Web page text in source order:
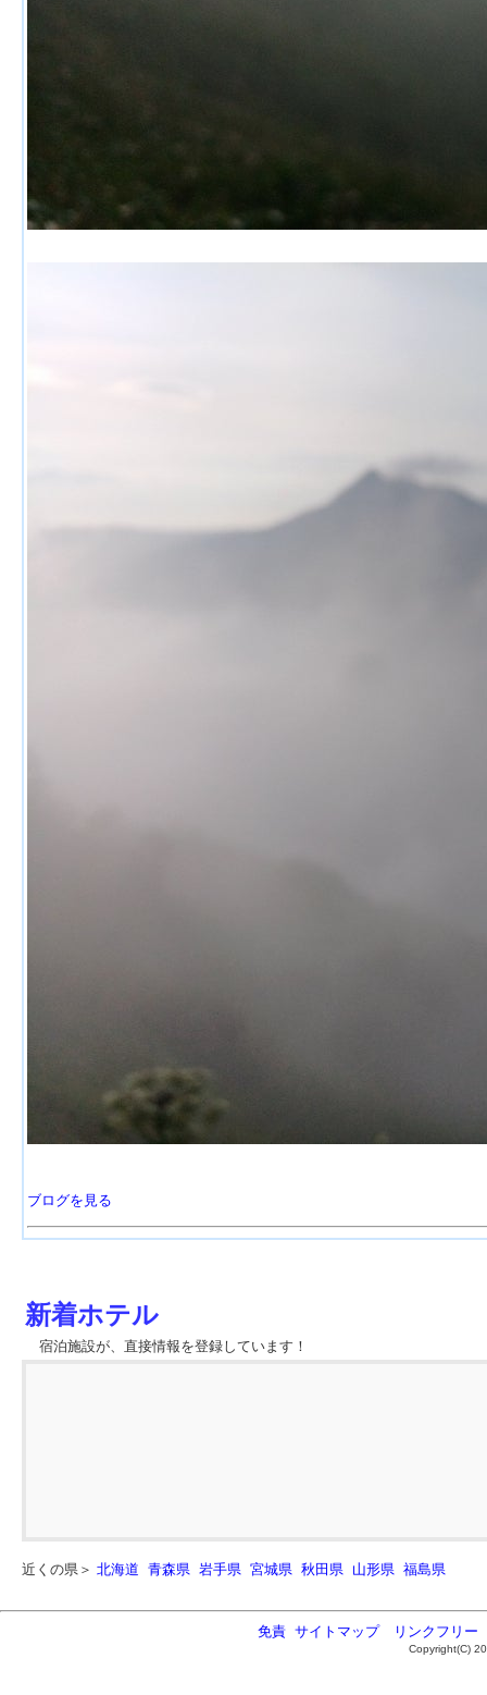
ブログを見る
新着ホテル
宿泊施設が、直接情報を登録しています！
近くの県＞ 北海道 青森県 岩手県 宮城県 秋田県 山形県 福島県
免責 サイトマップ リンクフリー
Copyright(C)